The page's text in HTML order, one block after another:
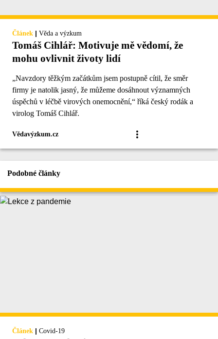
Článek | Věda a výzkum
Tomáš Cihlář: Motivuje mě vědomí, že
mohu ovlivnit životy lidí
„Navzdory těžkým začátkům jsem postupně cítil, že směr
firmy je natolik jasný, že můžeme dosáhnout významných
úspěchů v léčbě virových onemocnění,“ říká český rodák a
virolog Tomáš Cihlář.
Vědavýzkum.cz
Podobné články
Článek | Covid-19